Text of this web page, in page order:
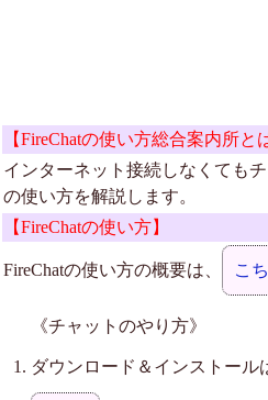
【FireChatの使い方総合案内所と
インターネット接続しなくてもチ
の使い方を解説します。
【FireChatの使い方】
FireChatの使い方の概要は、 こ
《チャットのやり方》
ダウンロード＆インストール